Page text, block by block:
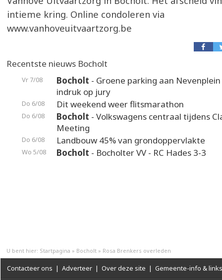
intieme kring. Online condoleren via
www.vanhoveuitvaartzorg.be
Recentste nieuws Bocholt
Vr 7/08 Bocholt - Groene parking aan
indruk op jury
Do 6/08 Dit weekend weer flitsmarathon
Do 6/08 Bocholt - Volkswagens centraal tijdens
Meeting
Do 6/08 Landbouw 45% van grondoppervlakte
Wo 5/08 Bocholt - Bocholter VV - RC Hades 3-3
U bent hier: Startpagina » Bocholt » Rosa Brenkers overleden
Contacteer ons | Adverteer | Over deze site | Gemeente-info & links